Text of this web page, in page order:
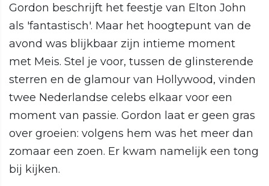
Gordon beschrijft het feestje van Elton John
als 'fantastisch'. Maar het hoogtepunt van de
avond was blijkbaar zijn intieme moment
met Meis. Stel je voor, tussen de glinsterende
sterren en de glamour van Hollywood, vinden
twee Nederlandse celebs elkaar voor een
moment van passie. Gordon laat er geen gras
over groeien: volgens hem was het meer dan
zomaar een zoen. Er kwam namelijk een tong
bij kijken.